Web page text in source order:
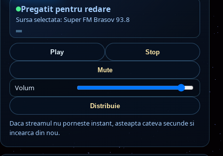
Pregatit pentru redare
Sursa selectata: Super FM Brasov 93.8
Play Stop
Mute
Volum
Distribuie
Daca streamul nu porneste instant, asteapta cateva secunde si
incearca din nou.